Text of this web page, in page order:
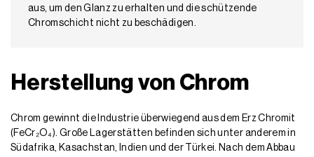
aus, um den Glanz zu erhalten und die schützende
Chromschicht nicht zu beschädigen.
Herstellung von Chrom
Chrom gewinnt die Industrie überwiegend aus dem Erz Chromit
(FeCr₂O₄). Große Lagerstätten befinden sich unter anderem in
Südafrika, Kasachstan, Indien und der Türkei. Nach dem Abbau